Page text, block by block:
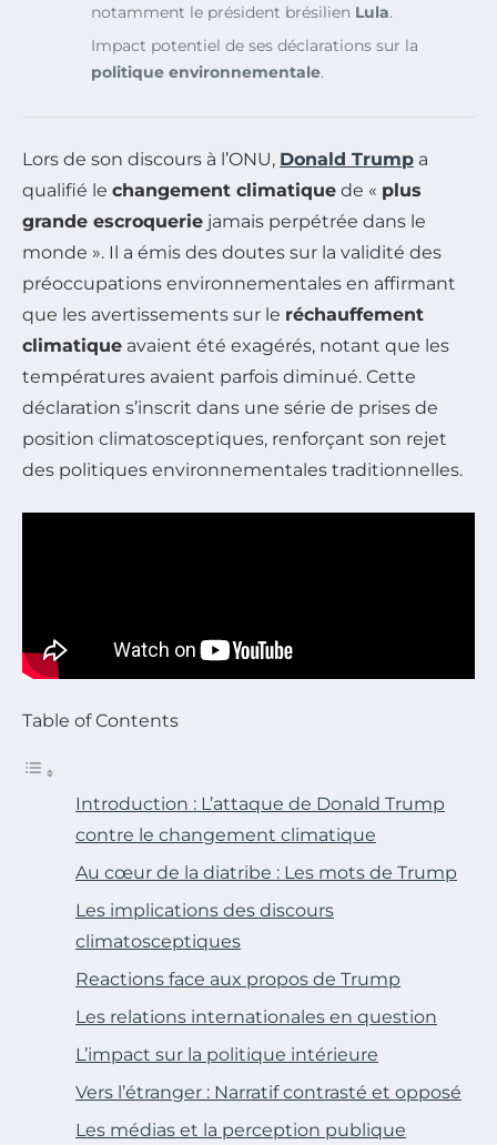
notamment le président brésilien Lula.
Impact potentiel de ses déclarations sur la
politique environnementale.
Lors de son discours à l’ONU, Donald Trump a
qualifié le changement climatique de « plus
grande escroquerie jamais perpétrée dans le
monde ». Il a émis des doutes sur la validité des
préoccupations environnementales en affirmant
que les avertissements sur le réchauffement
climatique avaient été exagérés, notant que les
températures avaient parfois diminué. Cette
déclaration s’inscrit dans une série de prises de
position climatosceptiques, renforçant son rejet
des politiques environnementales traditionnelles.
Table of Contents
Introduction : L’attaque de Donald Trump
contre le changement climatique
Au cœur de la diatribe : Les mots de Trump
Les implications des discours
climatosceptiques
Reactions face aux propos de Trump
Les relations internationales en question
L’impact sur la politique intérieure
Vers l’étranger : Narratif contrasté et opposé
Les médias et la perception publique